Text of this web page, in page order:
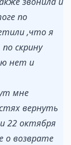
по
,что я
скрину
нет и
мне
вернуть
22 октября
о возврате